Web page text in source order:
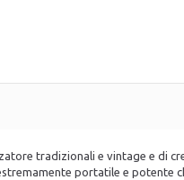
tradizionali e vintage e di
portatile e potente